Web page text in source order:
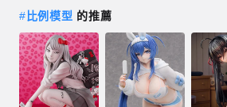
# 比例模型 的推薦